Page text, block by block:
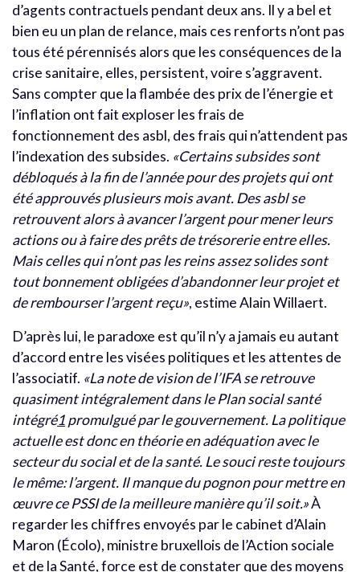
d’agents contractuels pendant deux ans. Il y a bel et
bien eu un plan de relance, mais ces renforts n’ont pas
tous été pérennisés alors que les conséquences de la
crise sanitaire, elles, persistent, voire s’aggravent.
Sans compter que la flambée des prix de l’énergie et
l’inflation ont fait exploser les frais de
fonctionnement des asbl, des frais qui n’attendent pas
l’indexation des subsides. «Certains subsides sont
débloqués à la fin de l’année pour des projets qui ont
été approuvés plusieurs mois avant. Des asbl se
retrouvent alors à avancer l’argent pour mener leurs
actions ou à faire des prêts de trésorerie entre elles.
Mais celles qui n’ont pas les reins assez solides sont
tout bonnement obligées d’abandonner leur projet et
de rembourser l’argent reçu», estime Alain Willaert.
D’après lui, le paradoxe est qu’il n’y a jamais eu autant
d’accord entre les visées politiques et les attentes de
l’associatif. «La note de vision de l’IFA se retrouve
quasiment intégralement dans le Plan social santé
intégré1promulgué par le gouvernement. La politique
actuelle est donc en théorie en adéquation avec le
secteur du social et de la santé. Le souci reste toujours
le même: l’argent. Il manque du pognon pour mettre en
œuvre ce PSSI de la meilleure manière qu’il soit.»À
regarder les chiffres envoyés par le cabinet d’Alain
Maron (Écolo), ministre bruxellois de l’Action sociale
et de la Santé, force est de constater que des moyens